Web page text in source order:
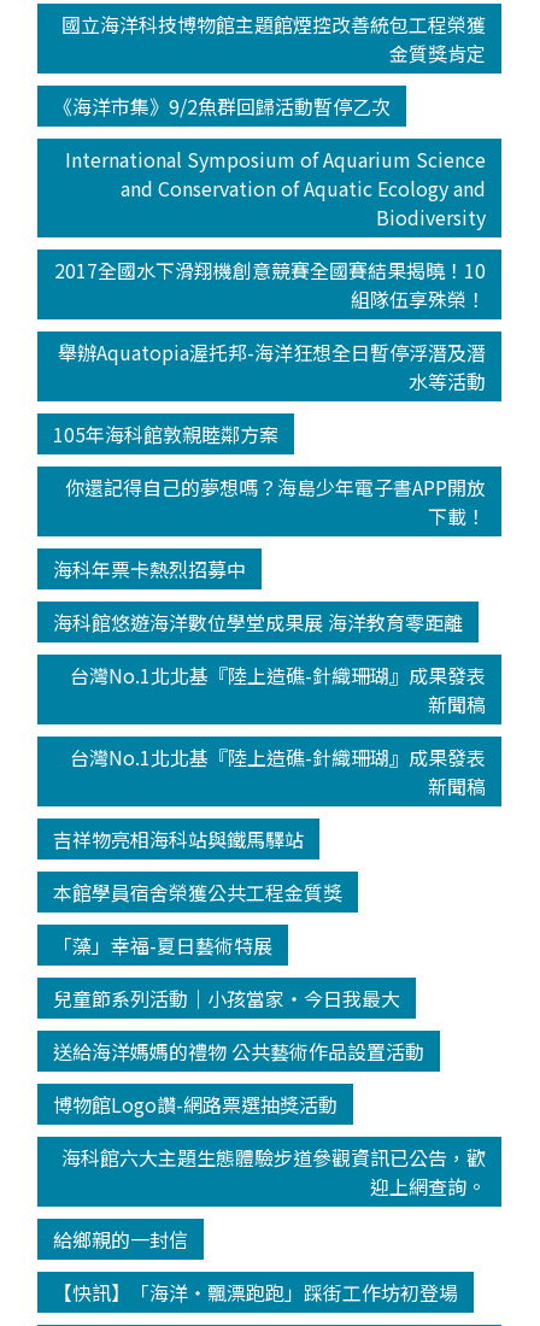
國立海洋科技博物館主題館煙控改善統包工程榮獲
金質獎肯定
《海洋市集》9/2魚群回歸活動暫停乙次
International Symposium of Aquarium Science
and Conservation of Aquatic Ecology and
Biodiversity
2017全國水下滑翔機創意競賽全國賽結果揭曉！10
組隊伍享殊榮！
舉辦Aquatopia渥托邦-海洋狂想全日暫停浮潛及潛
水等活動
105年海科館敦親睦鄰方案
你還記得自己的夢想嗎？海島少年電子書APP開放
下載！
海科年票卡熱烈招募中
海科館悠遊海洋數位學堂成果展 海洋教育零距離
台灣No.1北北基『陸上造礁-針織珊瑚』成果發表
新聞稿
台灣No.1北北基『陸上造礁-針織珊瑚』成果發表
新聞稿
吉祥物亮相海科站與鐵馬驛站
本館學員宿舍榮獲公共工程金質獎
「藻」幸福-夏日藝術特展
兒童節系列活動│小孩當家‧今日我最大
送給海洋媽媽的禮物 公共藝術作品設置活動
博物館Logo讚-網路票選抽獎活動
海科館六大主題生態體驗步道參觀資訊已公告，歡
迎上網查詢。
給鄉親的一封信
【快訊】「海洋‧飄漂跑跑」踩街工作坊初登場